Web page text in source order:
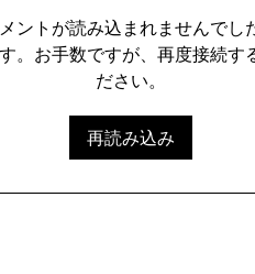
ントが読み込まれませんでし
。お手数ですが、再度接続す
ださい。
再読み込み